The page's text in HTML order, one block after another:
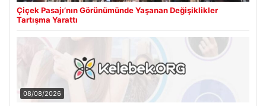
Çiçek Pasajı’nın Görünümünde Yaşanan Değişiklikler
Tartışma Yarattı
08/08/2026